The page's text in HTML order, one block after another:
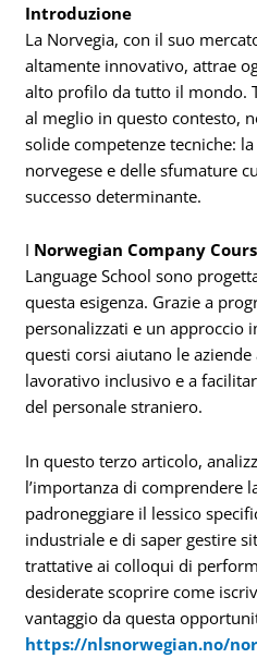
Introduzione
La Norvegia, con il suo
altamente innovativo, attrae
alto profilo da tutto il mondo.
al meglio in questo contesto,
solide competenze tecniche:
norvegese e delle sfumature
successo determinante.
I Norwegian Company
Language School sono
questa esigenza. Grazie a
personalizzati e un approccio
questi corsi aiutano le
lavorativo inclusivo e a
del personale straniero.
In questo terzo articolo,
l’importanza di comprendere
padroneggiare il lessico
industriale e di saper gestire
trattative ai colloqui di
desiderate scoprire come
vantaggio da questa
https://nlsnorwegian.no/